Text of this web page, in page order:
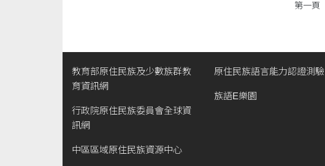
第一頁
教育部原住民族及少數族群教
育資訊網
行政院原住民族委員會全球資
訊網
中區區域原住民族資源中心
原住民族語言能力認證測驗
族語E樂園